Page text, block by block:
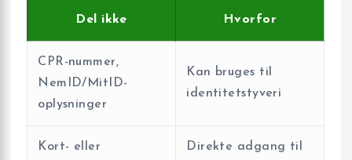
Del ikke Hvorfor
CPR-nummer,
NemID/MitID-
oplysninger
Kan bruges til
identitetstyveri
Kort- eller
Direkte adgang til